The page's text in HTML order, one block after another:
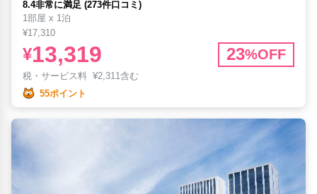
8.4非常に満足 (273件口コミ)
1部屋 x 1泊
¥17,310
¥13,319 23%OFF
税・サービス料 ¥2,311含む
55ポイント